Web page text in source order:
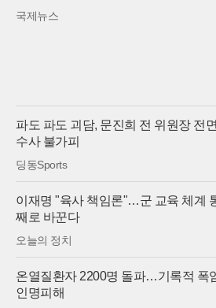
국제뉴스
파도 파도 괴담, 문진희 전 위원장 전면
수사 불가피
딩동Sports
이재명 "육사 책임론"…군 교육 체계
째로 바꾼다
오늘의 정치
온열질환자 2200명 돌파…기록적 폭
인명피해